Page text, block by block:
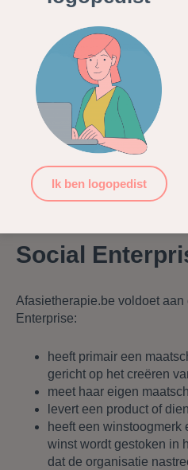
Met speciale dank aan deze
testen en geven van adviezen
passen aan de wensen en
Lex van Gelder
Siemon Vroon
Hetty de Ruiter
Luc Van Zantvoort (B)
Social
Afasietherapie.be voldoet aan
Enterprise:
heeft primair een
gericht op het creëren
meet haar eigen
levert een product of
heeft een winstoogmerk
winst wordt gestoken in
dat de organisatie
Ik ben logopedist